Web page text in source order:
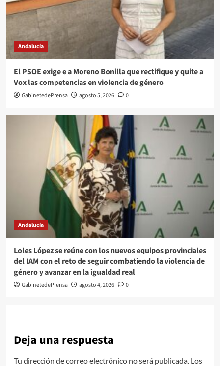
Andalucía
El PSOE exige e a Moreno Bonilla que rectifique y quite a
Vox las competencias en violencia de género
GabinetedePrensa agosto 5, 2026 0
Andalucía
Loles López se reúne con los nuevos equipos provinciales
del IAM con el reto de seguir combatiendo la violencia de
género y avanzar en la igualdad real
GabinetedePrensa agosto 4, 2026 0
Deja una respuesta
Tu dirección de correo electrónico no será publicada. Los